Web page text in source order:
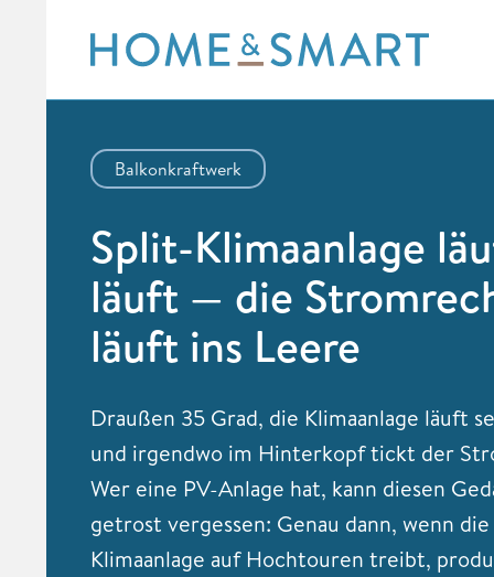
content
Balkonkraftwerk
Split-Klimaanlage
läuft — die
läuft ins Leere
Draußen 35 Grad, die Klimaanlage läuft
und irgendwo im Hinterkopf tickt der
Wer eine PV-Anlage hat, kann diesen
getrost vergessen: Genau dann, wenn
Klimaanlage auf Hochtouren treibt,